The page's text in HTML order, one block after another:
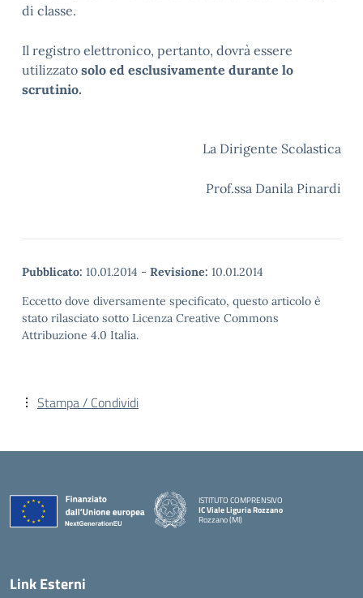
di classe.
Il registro elettronico, pertanto, dovrà essere
utilizzato solo ed esclusivamente durante lo
scrutinio.
La Dirigente Scolastica
Prof.ssa Danila Pinardi
Pubblicato: 10.01.2014 - Revisione: 10.01.2014
Eccetto dove diversamente specificato, questo articolo è
stato rilasciato sotto Licenza Creative Commons
Attribuzione 4.0 Italia.
Stampa / Condividi
ISTITUTO COMPRENSIVO
IC Viale Liguria Rozzano
Rozzano (MI)
Link Esterni